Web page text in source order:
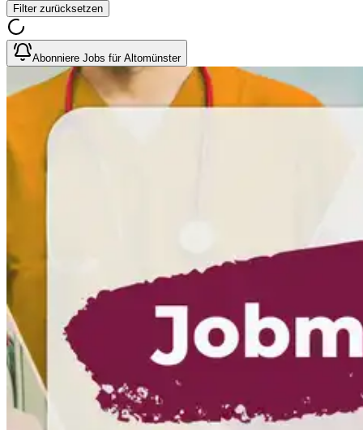
Filter zurücksetzen
Abonniere Jobs für Altomünster